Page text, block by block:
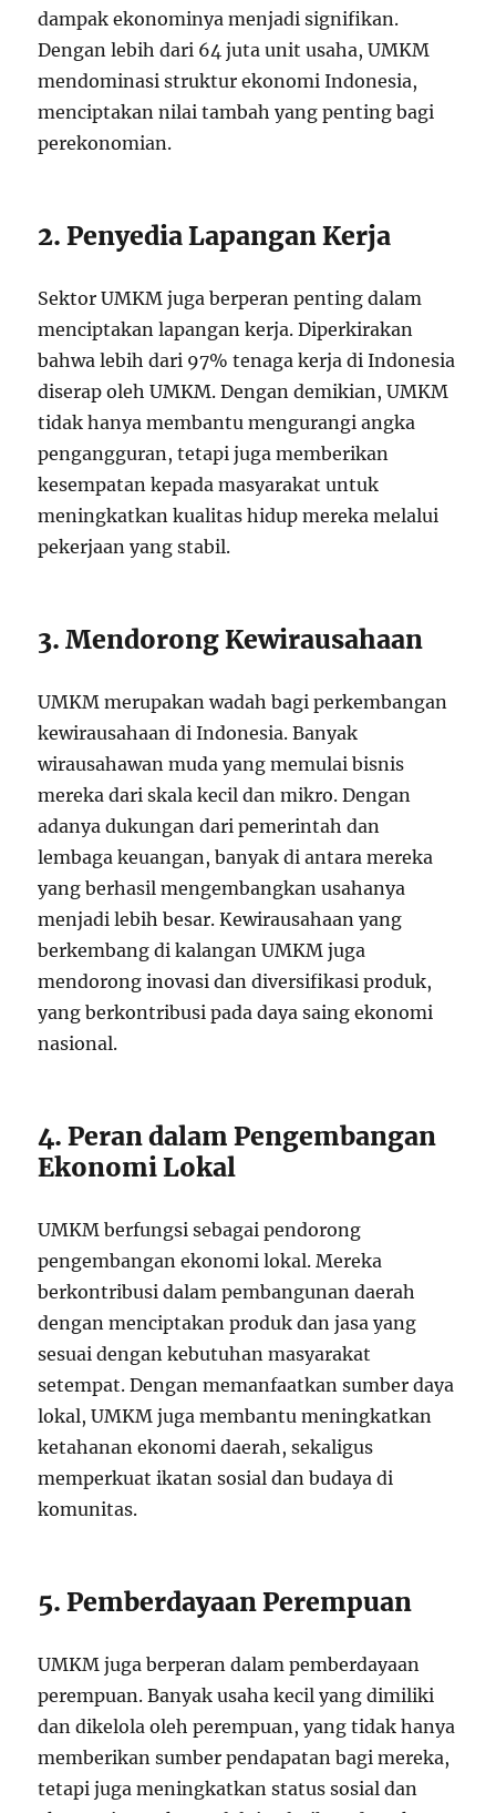
dampak ekonominya menjadi signifikan.
Dengan lebih dari 64 juta unit usaha, UMKM
mendominasi struktur ekonomi Indonesia,
menciptakan nilai tambah yang penting bagi
perekonomian.
2. Penyedia Lapangan Kerja
Sektor UMKM juga berperan penting dalam
menciptakan lapangan kerja. Diperkirakan
bahwa lebih dari 97% tenaga kerja di Indonesia
diserap oleh UMKM. Dengan demikian, UMKM
tidak hanya membantu mengurangi angka
pengangguran, tetapi juga memberikan
kesempatan kepada masyarakat untuk
meningkatkan kualitas hidup mereka melalui
pekerjaan yang stabil.
3. Mendorong Kewirausahaan
UMKM merupakan wadah bagi perkembangan
kewirausahaan di Indonesia. Banyak
wirausahawan muda yang memulai bisnis
mereka dari skala kecil dan mikro. Dengan
adanya dukungan dari pemerintah dan
lembaga keuangan, banyak di antara mereka
yang berhasil mengembangkan usahanya
menjadi lebih besar. Kewirausahaan yang
berkembang di kalangan UMKM juga
mendorong inovasi dan diversifikasi produk,
yang berkontribusi pada daya saing ekonomi
nasional.
4. Peran dalam Pengembangan
Ekonomi Lokal
UMKM berfungsi sebagai pendorong
pengembangan ekonomi lokal. Mereka
berkontribusi dalam pembangunan daerah
dengan menciptakan produk dan jasa yang
sesuai dengan kebutuhan masyarakat
setempat. Dengan memanfaatkan sumber daya
lokal, UMKM juga membantu meningkatkan
ketahanan ekonomi daerah, sekaligus
memperkuat ikatan sosial dan budaya di
komunitas.
5. Pemberdayaan Perempuan
UMKM juga berperan dalam pemberdayaan
perempuan. Banyak usaha kecil yang dimiliki
dan dikelola oleh perempuan, yang tidak hanya
memberikan sumber pendapatan bagi mereka,
tetapi juga meningkatkan status sosial dan